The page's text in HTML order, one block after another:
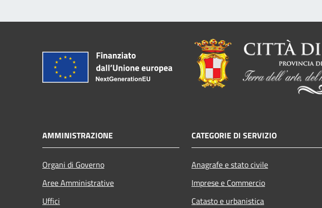
AMMINISTRAZIONE
Organi di Governo
Aree Amministrative
Uffici
CATEGORIE DI SERVIZIO
Anagrafe e stato civile
Imprese e Commercio
Catasto e urbanistica